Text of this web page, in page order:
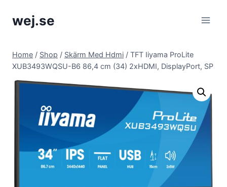
wej.se
Home / Shop / Skärm Med Hdmi / TFT Iiyama ProLite
XUB3493WQSU-B6 86,4 cm (34) 2xHDMI, DisplayPort, SP